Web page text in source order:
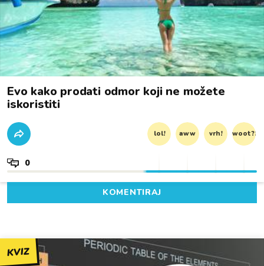
Evo kako prodati odmor koji ne možete
iskoristiti
lol! aww vrh! woot?!
0
KOMENTIRAJ
KVIZ